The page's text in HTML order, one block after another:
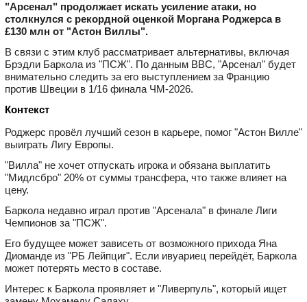
"Арсенал" продолжает искать усиление атаки, но
столкнулся с рекордной оценкой Моргана Роджерса в
£130 млн от "Астон Виллы".
В связи с этим клуб рассматривает альтернативы, включая
Брэдли Баркола из "ПСЖ". По данным BBC, "Арсенал" будет
внимательно следить за его выступлением за Францию
против Швеции в 1/16 финала ЧМ‑2026.
Контекст
Роджерс провёл лучший сезон в карьере, помог "Астон Вилле"
выиграть Лигу Европы.
"Вилла" не хочет отпускать игрока и обязана выплатить
"Мидлсбро" 20% от суммы трансфера, что также влияет на
цену.
Баркола недавно играл против "Арсенала" в финале Лиги
Чемпионов за "ПСЖ".
Его будущее может зависеть от возможного прихода Яна
Диоманде из "РБ Лейпциг". Если ивуариец перейдёт, Баркола
может потерять место в составе.
Интерес к Баркола проявляет и "Ливерпуль", который ищет